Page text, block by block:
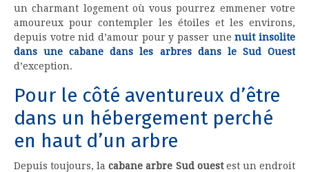
un charmant logement où vous pourrez emmener votre
amoureux pour contempler les étoiles et les environs,
depuis votre nid d’amour pour y passer unenuit insolite
dans une cabane dans les arbres dans le Sud Ouest
d’exception.
Pour le côté aventureux d’être
dans un hébergement perché
en haut d’un arbre
Depuis toujours, lacabane arbre Sud ouestest un endroit